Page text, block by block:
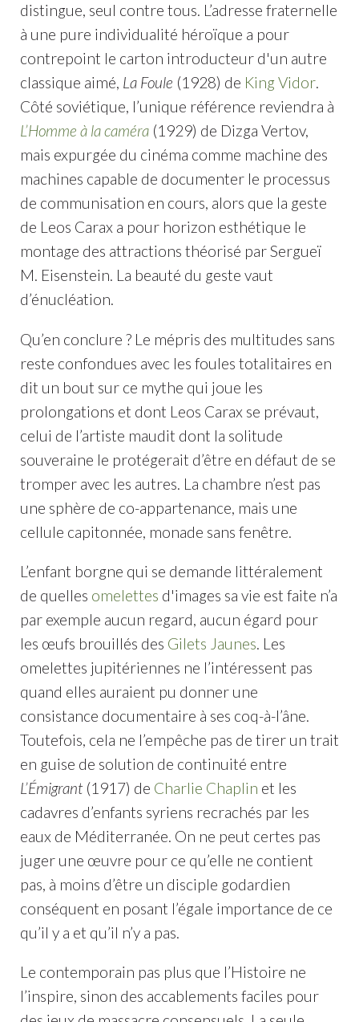
distingue, seul contre tous. L’adresse fraternelle
à une pure individualité héroïque a pour
contrepoint le carton introducteur d'un autre
classique aimé, La Foule (1928) de King Vidor.
Côté soviétique, l’unique référence reviendra à
L’Homme à la caméra(1929) de Dizga Vertov,
mais expurgée du cinéma comme machine des
machines capable de documenter le processus
de communisation en cours, alors que la geste
de Leos Carax a pour horizon esthétique le
montage des attractions théorisé par Sergueï
M. Eisenstein. La beauté du geste vaut
d’énucléation.
Qu’en conclure ? Le mépris des multitudes sans
reste confondues avec les foules totalitaires en
dit un bout sur ce mythe qui joue les
prolongations et dont Leos Carax se prévaut,
celui de l’artiste maudit dont la solitude
souveraine le protégerait d’être en défaut de se
tromper avec les autres. La chambre n’est pas
une sphère de co-appartenance, mais une
cellule capitonnée, monade sans fenêtre.
L’enfant borgne qui se demande littéralement
de quelles omelettes d'images sa vie est faite n’a
par exemple aucun regard, aucun égard pour
les œufs brouillés des Gilets Jaunes. Les
omelettes jupitériennes ne l’intéressent pas
quand elles auraient pu donner une
consistance documentaire à ses coq-à-l’âne.
Toutefois, cela ne l’empêche pas de tirer un trait
en guise de solution de continuité entre
L’Émigrant(1917) de Charlie Chaplin et les
cadavres d’enfants syriens recrachés par les
eaux de Méditerranée. On ne peut certes pas
juger une œuvre pour ce qu’elle ne contient
pas, à moins d’être un disciple godardien
conséquent en posant l’égale importance de ce
qu’il y a et qu’il n’y a pas.
Le contemporain pas plus que l’Histoire ne
l’inspire, sinon des accablements faciles pour